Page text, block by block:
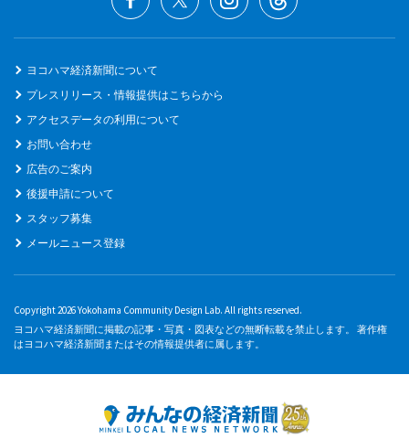
ヨコハマ経済新聞について
プレスリリース・情報提供はこちらから
アクセスデータの利用について
お問い合わせ
広告のご案内
後援申請について
スタッフ募集
メールニュース登録
Copyright 2026 Yokohama Community Design Lab. All rights reserved.
ヨコハマ経済新聞に掲載の記事・写真・図表などの無断転載を禁止します。 著作権
はヨコハマ経済新聞またはその情報提供者に属します。